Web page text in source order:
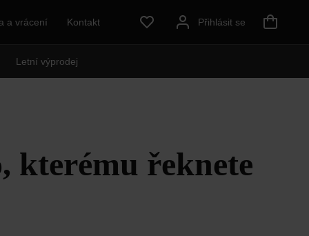
a vrácení Kontakt Přihlásit se
Letní výprodej
kterému řeknete